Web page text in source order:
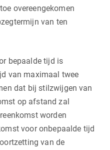
overeengekomen
van ten
bepaalde tijd is
van maximaal twee
dat bij stilzwijgen van
op afstand zal
worden
voor onbepaalde tijd
van de